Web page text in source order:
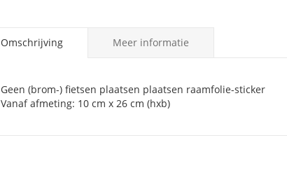
Omschrijving
Geen (brom-) fietsen plaatsen plaatsen raamfolie-sticker
Vanaf afmeting: 10 cm x 26 cm (hxb)
Meer informatie